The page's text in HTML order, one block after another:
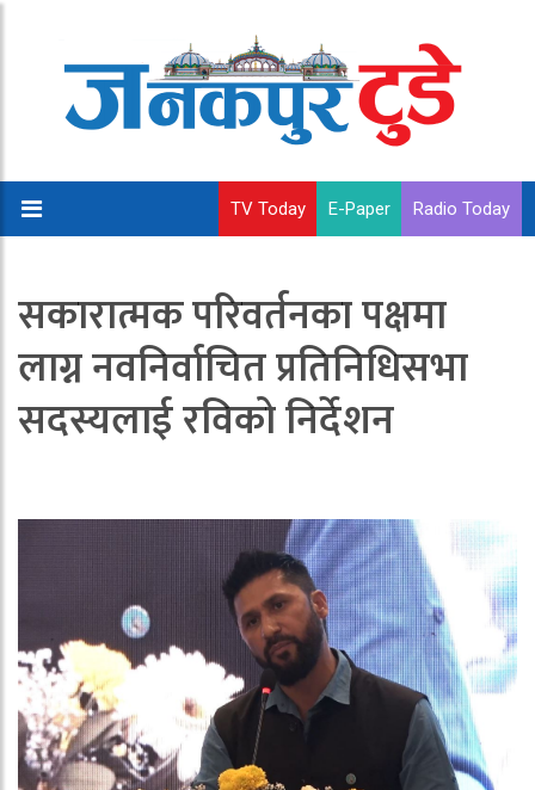
TV Today E-Paper Radio Today
सकारात्मक परिवर्तनका पक्षमा
लाग्न नवनिर्वाचित प्रतिनिधिसभा
सदस्यलाई रविको निर्देशन